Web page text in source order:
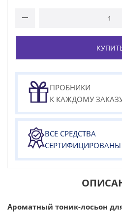
ПРОБНИКИ
К КАЖДОМУ
ВСЕ СРЕДСТВА
СЕРТИФИЦИРОВАНЫ
Ароматный тоник-лосьон